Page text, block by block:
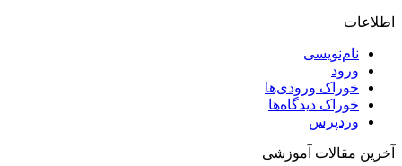
اطلاعات
نام‌نویسی
ورود
خوراک ورودی‌ها
خوراک دیدگاه‌ها
وردپرس
آخرین مقالات آموزشی